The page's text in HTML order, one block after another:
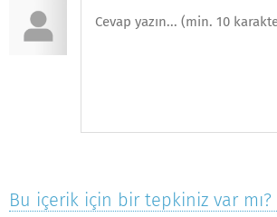
Bu içerik için bir tepkiniz var mı?